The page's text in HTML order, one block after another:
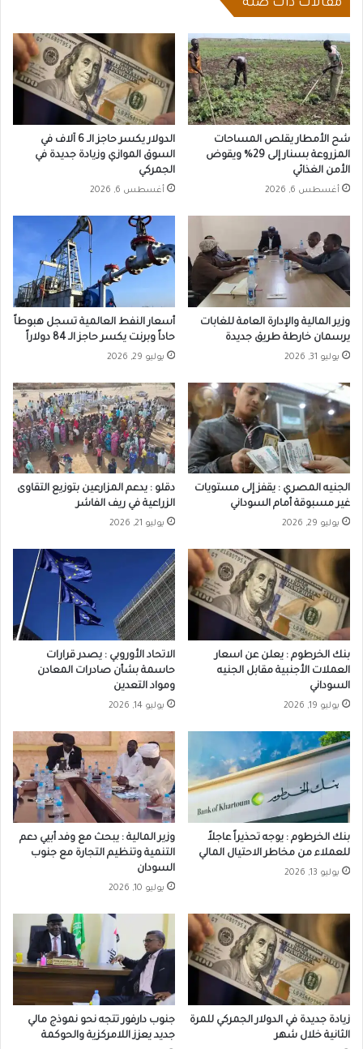
مقالات ذات صلة
شح الأمطار يقلص المساحات
المزروعة بسنار إلى 29% ويقوض
الأمن الغذائي
أغسطس 6, 2026
الدولار يكسر حاجز الـ 6 آلاف في
السوق الموازي وزيادة جديدة في
الجمركي
أغسطس 6, 2026
وزير المالية والإدارة العامة للغابات
يرسمان خارطة طريق جديدة
يوليو 31, 2026
أسعار النفط العالمية تسجل هبوطاً
حاداً وبرنت يكسر حاجز الـ 84 دولاراً
يوليو 29, 2026
الجنيه المصري : يقفز إلى مستويات
غير مسبوقة أمام السوداني
يوليو 29, 2026
دقلو : يدعم المزارعين بتوزيع التقاوى
الزراعية في ريف الفاشر
يوليو 21, 2026
بنك الخرطوم : يعلن عن اسعار
العملات الأجنبية مقابل الجنيه
السوداني
يوليو 19, 2026
الاتحاد الأوروبي : يصدر قرارات
حاسمة بشأن صادرات المعادن
ومواد التعدين
يوليو 14, 2026
بنك الخرطوم : يوجه تحذيراً عاجلاً
للعملاء من مخاطر الاحتيال المالي
يوليو 13, 2026
وزير المالية : يبحث مع وفد أبيي دعم
التنمية وتنظيم التجارة مع جنوب
السودان
يوليو 10, 2026
زيادة جديدة في الدولار الجمركي للمرة
الثانية خلال شهر
جنوب دارفور تتجه نحو نموذج مالي
جديد يعزز اللامركزية والحوكمة